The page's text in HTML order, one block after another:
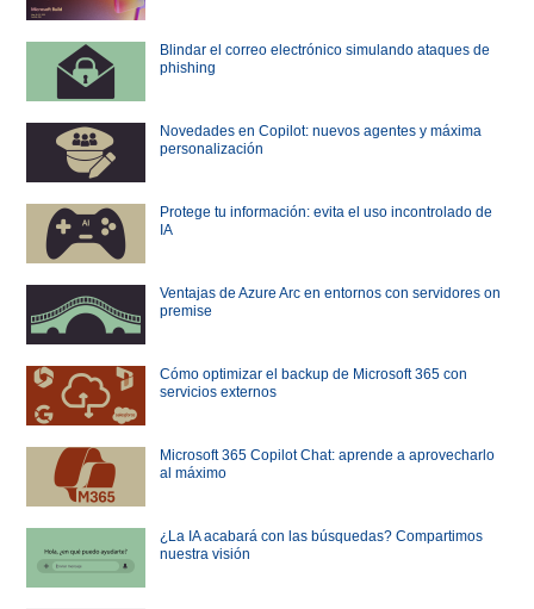
Blindar el correo electrónico simulando ataques de
phishing
Novedades en Copilot: nuevos agentes y máxima
personalización
Protege tu información: evita el uso incontrolado de
IA
Ventajas de Azure Arc en entornos con servidores on
premise
Cómo optimizar el backup de Microsoft 365 con
servicios externos
Microsoft 365 Copilot Chat: aprende a aprovecharlo
al máximo
¿La IA acabará con las búsquedas? Compartimos
nuestra visión